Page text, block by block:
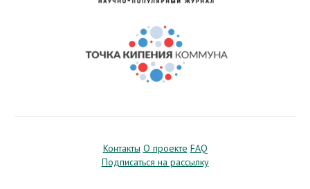
Контакты О проекте FAQ
Подписаться на рассылку